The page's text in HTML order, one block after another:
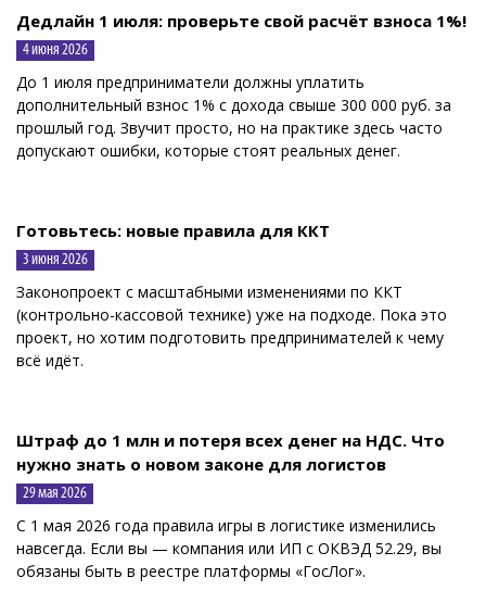
Дедлайн 1 июля: проверьте свой расчёт взноса 1%!
4 июня 2026
До 1 июля предприниматели должны уплатить
дополнительный взнос 1% с дохода свыше 300 000 руб. за
прошлый год. Звучит просто, но на практике здесь часто
допускают ошибки, которые стоят реальных денег.
Готовьтесь: новые правила для ККТ
3 июня 2026
Законопроект с масштабными изменениями по ККТ
(контрольно-кассовой технике) уже на подходе. Пока это
проект, но хотим подготовить предпринимателей к чему
всё идёт.
Штраф до 1 млн и потеря всех денег на НДС. Что
нужно знать о новом законе для логистов
29 мая 2026
С 1 мая 2026 года правила игры в логистике изменились
навсегда. Если вы — компания или ИП с ОКВЭД 52.29, вы
обязаны быть в реестре платформы «ГосЛог».